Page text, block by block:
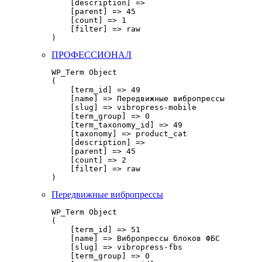
    [description] =>
    [parent] => 45
    [count] => 1
    [filter] => raw
ПРОФЕССИОНАЛ
WP_Term Object
(
    [term_id] => 49
    [name] => Передвижные вибропрессы
    [slug] => vibropress-mobile
    [term_group] => 0
    [term_taxonomy_id] => 49
    [taxonomy] => product_cat
    [description] =>
    [parent] => 45
    [count] => 2
    [filter] => raw
Передвижные вибропрессы
WP_Term Object
(
    [term_id] => 51
    [name] => Вибропрессы блоков ФБС
    [slug] => vibropress-fbs
    [term_group] => 0